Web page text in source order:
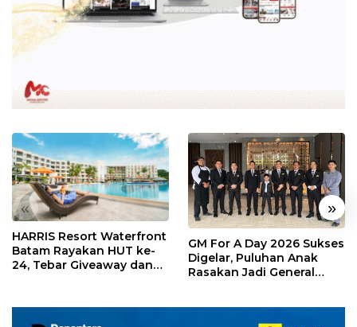
« »
HARRIS Resort Waterfront
Batam Rayakan HUT ke-
24, Tebar Giveaway dan
GM For A Day 2026 Sukses
Digelar, Puluhan Anak
Rasakan Jadi General